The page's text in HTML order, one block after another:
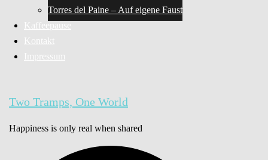
Torres del Paine – Auf eigene Faust
Kaffeepause
Kontakt
Impressum
Two Tramps, One World
Happiness is only real when shared